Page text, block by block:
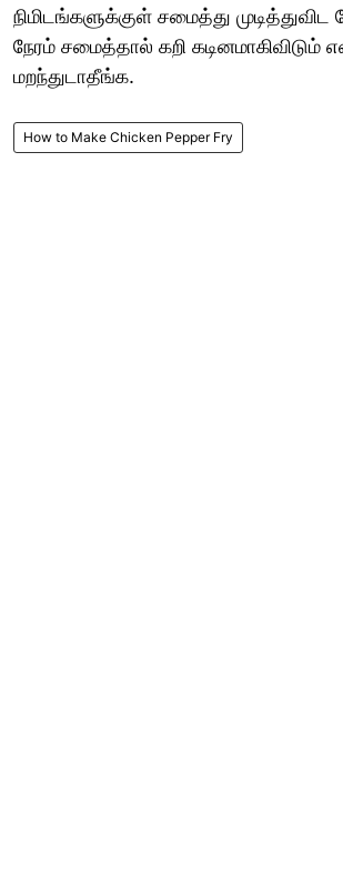
நிமிடங்களுக்குள் சமைத்து
நேரம் சமைத்தால் கறி கடினமாகிவிடும்
மறந்துடாதீங்க.
How to Make Chicken Pepper Fry